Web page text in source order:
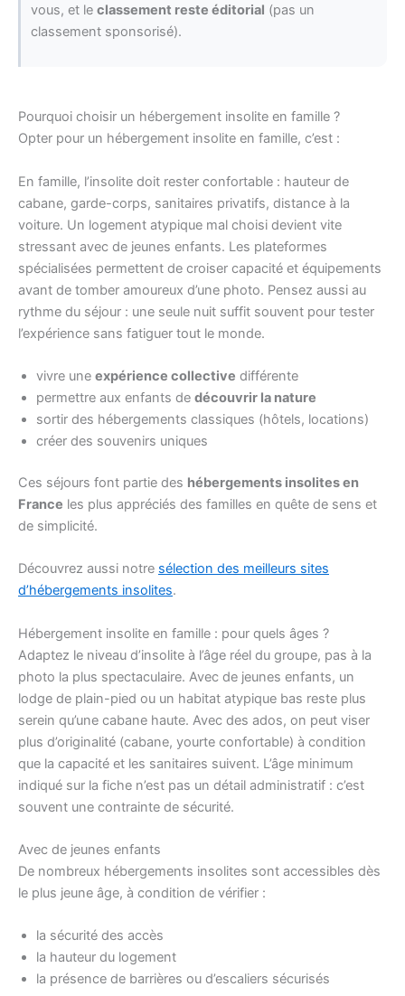
vous, et le classement reste éditorial (pas un
classement sponsorisé).
Pourquoi choisir un hébergement insolite en famille ?
Opter pour un hébergement insolite en famille, c’est :
En famille, l’insolite doit rester confortable : hauteur de
cabane, garde-corps, sanitaires privatifs, distance à la
voiture. Un logement atypique mal choisi devient vite
stressant avec de jeunes enfants. Les plateformes
spécialisées permettent de croiser capacité et équipements
avant de tomber amoureux d’une photo. Pensez aussi au
rythme du séjour : une seule nuit suffit souvent pour tester
l’expérience sans fatiguer tout le monde.
vivre une expérience collective différente
permettre aux enfants de découvrir la nature
sortir des hébergements classiques (hôtels, locations)
créer des souvenirs uniques
Ces séjours font partie des hébergements insolites en
France les plus appréciés des familles en quête de sens et
de simplicité.
Découvrez aussi notre sélection des meilleurs sites
d’hébergements insolites.
Hébergement insolite en famille : pour quels âges ?
Adaptez le niveau d’insolite à l’âge réel du groupe, pas à la
photo la plus spectaculaire. Avec de jeunes enfants, un
lodge de plain-pied ou un habitat atypique bas reste plus
serein qu’une cabane haute. Avec des ados, on peut viser
plus d’originalité (cabane, yourte confortable) à condition
que la capacité et les sanitaires suivent. L’âge minimum
indiqué sur la fiche n’est pas un détail administratif : c’est
souvent une contrainte de sécurité.
Avec de jeunes enfants
De nombreux hébergements insolites sont accessibles dès
le plus jeune âge, à condition de vérifier :
la sécurité des accès
la hauteur du logement
la présence de barrières ou d’escaliers sécurisés